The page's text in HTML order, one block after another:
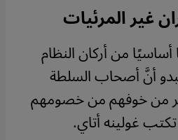
غير المرئيات
أساسيًا من أركان النظام
أنَّ أصحاب السلطة
من خوفهم من خصومهم
غولينه أتاي.